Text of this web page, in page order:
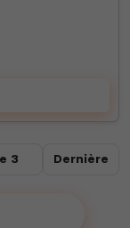
Dernière